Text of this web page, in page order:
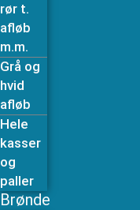
rør t.
afløb
m.m.
Grå og
hvid
afløb
Hele
kasser
og
paller
Brønde